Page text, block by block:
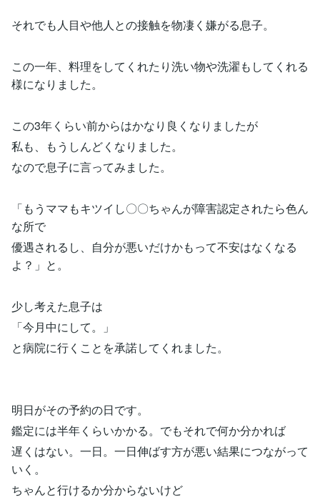
それでも人目や他人との接触を物凄く嫌がる息子。
この一年、料理をしてくれたり洗い物や洗濯もしてくれる
様になりました。
この3年くらい前からはかなり良くなりましたが
私も、もうしんどくなりました。
なので息子に言ってみました。
「もうママもキツイし〇〇ちゃんが障害認定されたら色ん
な所で
優遇されるし、自分が悪いだけかもって不安はなくなる
よ？」と。
少し考えた息子は
「今月中にして。」
と病院に行くことを承諾してくれました。
明日がその予約の日です。
鑑定には半年くらいかかる。でもそれで何か分かれば
遅くはない。一日。一日伸ばす方が悪い結果につながって
いく。
ちゃんと行けるか分からないけど